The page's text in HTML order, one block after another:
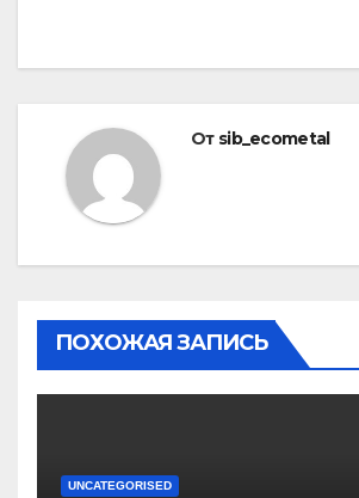
От sib_ecometal
ПОХОЖАЯ ЗАПИСЬ
UNCATEGORISED